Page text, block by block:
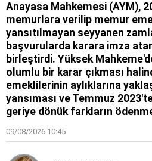
Anayasa Mahkemesi (AYM),
memurlara verilip memur
yansıtılmayan seyyanen
başvurularda karara imza
birleştirdi. Yüksek
olumlu bir karar çıkması
emeklilerinin aylıklarına
yansıması ve Temmuz
geriye dönük farkların
09/08/2026 10:45